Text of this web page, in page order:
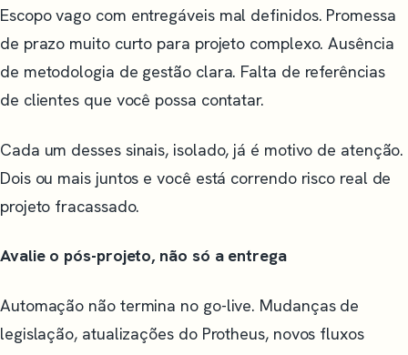
Escopo vago com entregáveis mal definidos. Promessa
de prazo muito curto para projeto complexo. Ausência
de metodologia de gestão clara. Falta de referências
de clientes que você possa contatar.
Cada um desses sinais, isolado, já é motivo de atenção.
Dois ou mais juntos e você está correndo risco real de
projeto fracassado.
Avalie o pós-projeto, não só a entrega
Automação não termina no go-live. Mudanças de
legislação, atualizações do Protheus, novos fluxos